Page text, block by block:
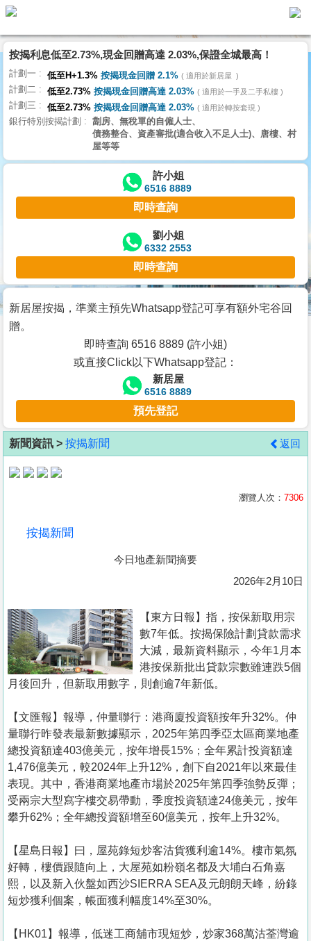
代
理
主
頁
搵
樓/
交
業
主
宅
谷
按
客
地
產
置
業
手
冊
關
於
我
們
按揭利息低至2.73%,現金回贈高達 2.03%,保證全城最高！
計劃一 低至H+1.3% 按揭現金回贈 2.1% 適用於新居屋
計劃二 低至2.73% 按揭現金回贈高達 2.03% 適用於一手及二手私樓
計劃三 低至2.73% 按揭現金回贈高達 2.03% 適用於轉按套現
銀行特別按揭計劃
劏房、無稅單的自僱人士、
債務整合、資產審批(適合收入不足人士)、唐樓、村
屋等等
許小姐
6516 8889
即時查詢
劉小姐
6332 2553
即時查詢
新居屋按揭，準業主預先Whatsapp登記可享有額外宅谷回
贈。
即時查詢 6516 8889 (許小姐)
或直接Click以下Whatsapp登記：
新居屋
6516 8889
預先登記
新聞資訊 > 按揭新聞 返回
瀏覽人次： 7306
按揭新聞
今日地產新聞摘要
2026年2月10日
【東方日報】指，按保新取用宗
數7年低。按揭保險計劃貸款需求
大減，最新資料顯示，今年1月本
港按保新批出貸款宗數雖連跌5個
月後回升，但新取用數字，則創逾7年新低。
【文匯報】報導，仲量聯行：港商廈投資額按年升32%。仲
量聯行昨發表最新數據顯示，2025年第四季亞太區商業地產
總投資額達403億美元，按年增長15%；全年累計投資額達
1,476億美元，較2024年上升12%，創下自2021年以來最佳
表現。其中，香港商業地產市場於2025年第四季強勢反彈；
受兩宗大型寫字樓交易帶動，季度投資額達24億美元，按年
攀升62%；全年總投資額增至60億美元，按年上升32%。
【星島日報】曰，屋苑錄短炒客沽貨獲利逾14%。樓市氣氛
好轉，樓價跟隨向上，大屋苑如粉嶺名都及大埔白石角嘉
熙，以及新入伙盤如西沙SIERRA SEA及元朗朗天峰，紛錄
短炒獲利個案，帳面獲利幅度14%至30%。
【HK01】報導，低迷工商舖市現短炒，炒家368萬沽荃灣逾